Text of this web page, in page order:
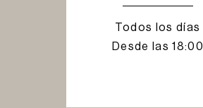
Todos los días
Desde las 18:00